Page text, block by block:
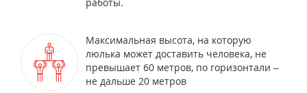
Максимальная высота, на которую
люлька может доставить человека, не
превышает 60 метров, по горизонтали –
не дальше 20 метров